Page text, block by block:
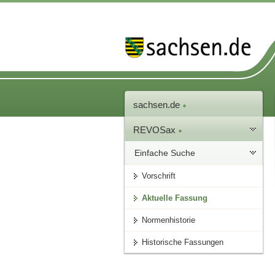
sachsen.de
REVOSax
Einfache Suche
Vorschrift
Aktuelle Fassung
Normenhistorie
Historische Fassungen